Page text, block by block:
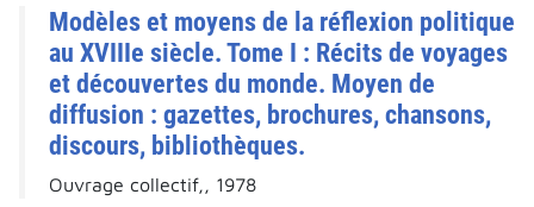
Modèles et moyens de la réflexion politique
au XVIIIe siècle. Tome I : Récits de voyages
et découvertes du monde. Moyen de
diffusion : gazettes, brochures, chansons,
discours, bibliothèques.
Ouvrage collectif,, 1978